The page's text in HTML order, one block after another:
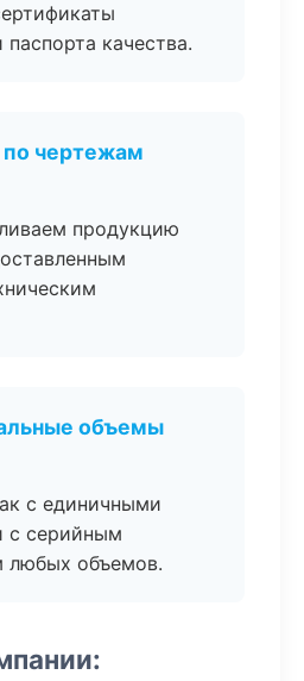
качества.
по чертежам
продукцию
объемы
с единичными
с серийным
любых объемов.